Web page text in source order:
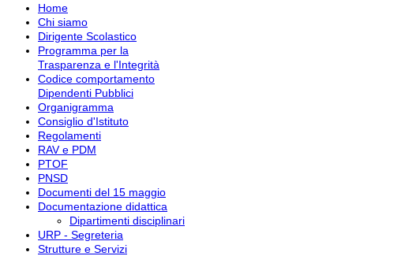
Home
Chi siamo
Dirigente Scolastico
Programma per la
Trasparenza e l'Integrità
Codice comportamento
Dipendenti Pubblici
Organigramma
Consiglio d'Istituto
Regolamenti
RAV e PDM
PTOF
PNSD
Documenti del 15 maggio
Documentazione didattica
Dipartimenti disciplinari
URP - Segreteria
Strutture e Servizi